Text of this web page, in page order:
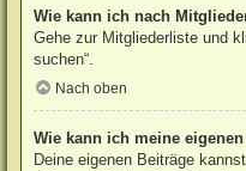
Wie kann ich nach
Gehe zur Mitgliederliste und
suchen“.
Nach oben
Wie kann ich meine
Deine eigenen Beiträge